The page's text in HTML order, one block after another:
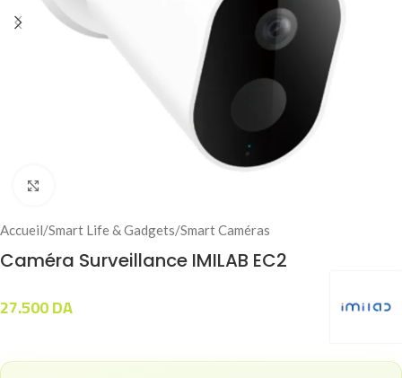
Accueil/Smart Life & Gadgets/Smart Caméras
Caméra Surveillance IMILAB EC2
27.500DA